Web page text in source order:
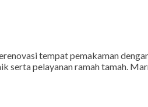
tempat pemakaman
pelayanan ramah tamah.